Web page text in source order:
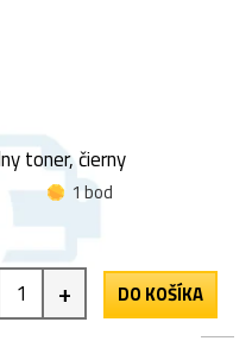
toner, čierny
1 bod
+ DO KOŠÍKA